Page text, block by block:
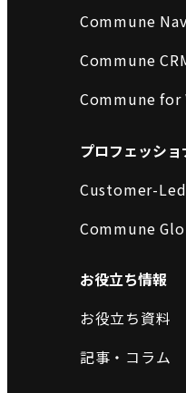
Commune
Commune
Commune for
プロフェッショ
Customer-
Commune
お役立ち情報
お役立ち資料
記事・コラム